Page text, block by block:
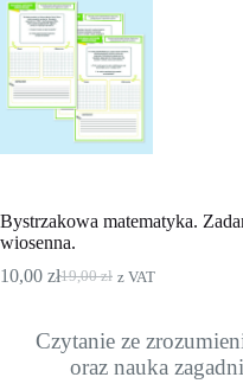
Bystrzakowa matematyka.
wiosenna.
19,00zł
Pierwotna
19,00 zł.
10,00 złAktualna
10,00 zł.
z VAT
Czytanie ze
oraz nauka